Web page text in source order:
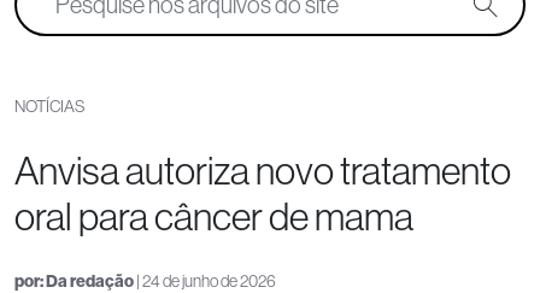
NOTÍCIAS
Anvisa autoriza novo tratamento
oral para câncer de mama
por:Da redação| 24 de junho de 2026